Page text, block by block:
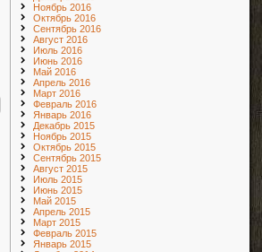
Ноябрь 2016
Октябрь 2016
Сентябрь 2016
Август 2016
Июль 2016
Июнь 2016
Май 2016
Апрель 2016
Март 2016
Февраль 2016
Январь 2016
Декабрь 2015
Ноябрь 2015
Октябрь 2015
Сентябрь 2015
Август 2015
Июль 2015
Июнь 2015
Май 2015
Апрель 2015
Март 2015
Февраль 2015
Январь 2015